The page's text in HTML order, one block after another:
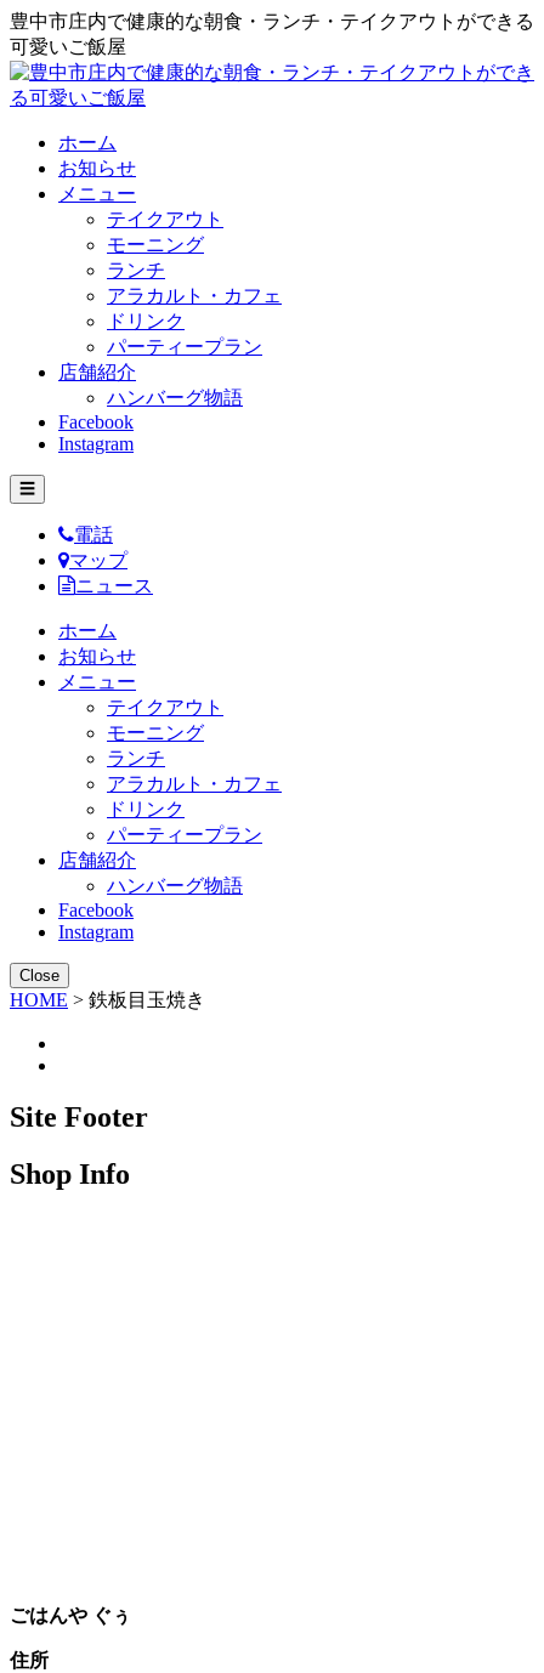
豊中市庄内で健康的な朝食・ランチ・テイクアウトができる
可愛いご飯屋
ホーム
お知らせ
メニュー
テイクアウト
モーニング
ランチ
アラカルト・カフェ
ドリンク
パーティープラン
店舗紹介
ハンバーグ物語
Facebook
Instagram
☰
電話
マップ
ニュース
ホーム
お知らせ
メニュー
テイクアウト
モーニング
ランチ
アラカルト・カフェ
ドリンク
パーティープラン
店舗紹介
ハンバーグ物語
Facebook
Instagram
Close
HOME > 鉄板目玉焼き
Site Footer
Shop Info
ごはんや ぐぅ
住所